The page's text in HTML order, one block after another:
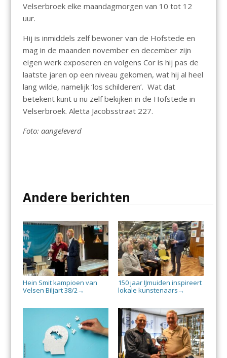
Velserbroek elke maandagmorgen van 10 tot 12
uur.
Hij is inmiddels zelf bewoner van de Hofstede en
mag in de maanden november en december zijn
eigen werk exposeren en volgens Cor is hij pas de
laatste jaren op een niveau gekomen, wat hij al heel
lang wilde, namelijk ‘los schilderen’. Wat dat
betekent kunt u nu zelf bekijken in de Hofstede in
Velserbroek. Aletta Jacobsstraat 227.
Foto: aangeleverd
Andere berichten
Hein Smit kampioen van
Velsen Biljart 38/2→
150 jaar IJmuiden inspireert
lokale kunstenaars →